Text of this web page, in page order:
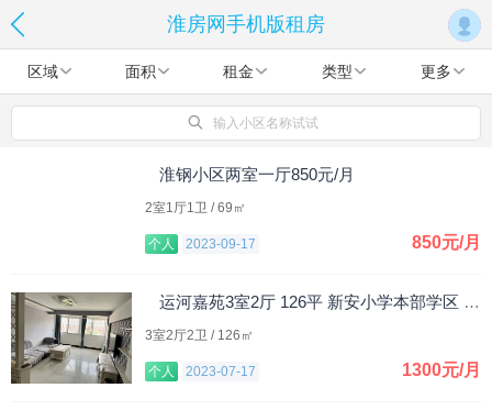
淮房网手机版租房
区域 面积 租金 类型 更多
输入小区名称试试
淮钢小区两室一厅850元/月
2室1厅1卫 / 69㎡
个人 2023-09-17 850元/月
运河嘉苑3室2厅 126平 新安小学本部学区 1300元/月
3室2厅2卫 / 126㎡
个人 2023-07-17 1300元/月